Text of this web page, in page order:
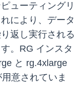
ューティングリ
により、データ
返し実行される
。RG インスタ
と rg.4xlarge
意されていま